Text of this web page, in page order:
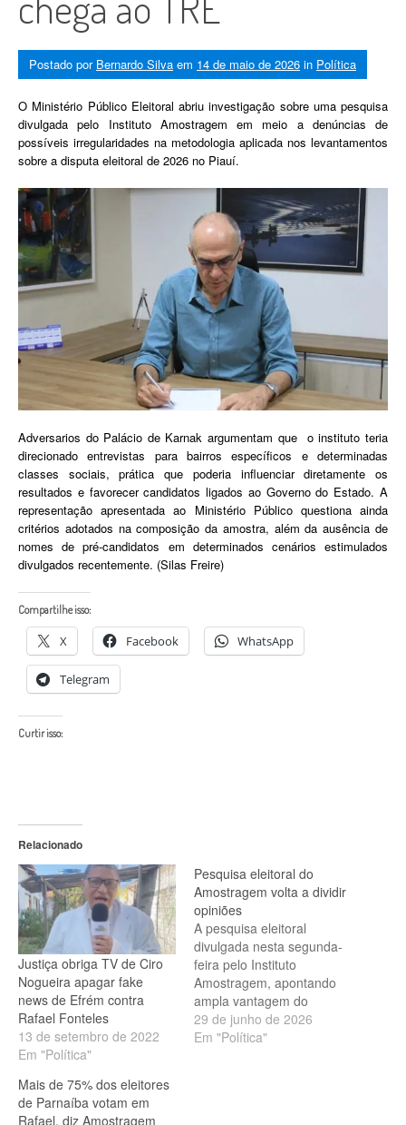
Postado por Bernardo Silva em 14 de maio de 2026 in Política
O Ministério Público Eleitoral abriu investigação sobre uma pesquisa
divulgada pelo Instituto Amostragem em meio a denúncias de
possíveis irregularidades na metodologia aplicada nos levantamentos
sobre a disputa eleitoral de 2026 no Piauí.
Adversarios do Palácio de Karnak argumentam que o instituto teria
direcionado entrevistas para bairros específicos e determinadas
classes sociais, prática que poderia influenciar diretamente os
resultados e favorecer candidatos ligados ao Governo do Estado. A
representação apresentada ao Ministério Público questiona ainda
critérios adotados na composição da amostra, além da ausência de
nomes de pré-candidatos em determinados cenários estimulados
divulgados recentemente. (Silas Freire)
Compartilhe isso:
X Facebook WhatsApp
Telegram
Curtir isso:
Relacionado
Justiça obriga TV de Ciro
Nogueira apagar fake
news de Efrém contra
Rafael Fonteles
13 de setembro de 2022
Em "Política"
Pesquisa eleitoral do
Amostragem volta a dividir
opiniões
A pesquisa eleitoral
divulgada nesta segunda-
feira pelo Instituto
Amostragem, apontando
ampla vantagem do
governador Rafael
Fonteles sobre Joel
29 de junho de 2026
Em "Política"
Mais de 75% dos eleitores
de Parnaíba votam em
Rafael, diz Amostragem